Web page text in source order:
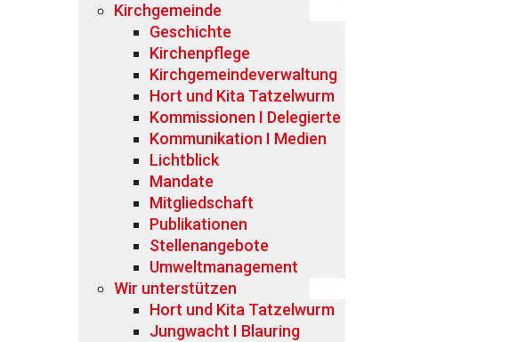
Kirchgemeinde
Geschichte
Kirchenpflege
Kirchgemeindeverwaltung
Hort und Kita Tatzelwurm
Kommissionen I Delegierte
Kommunikation I Medien
Lichtblick
Mandate
Mitgliedschaft
Publikationen
Stellenangebote
Umweltmanagement
Wir unterstützen
Hort und Kita Tatzelwurm
Jungwacht I Blauring